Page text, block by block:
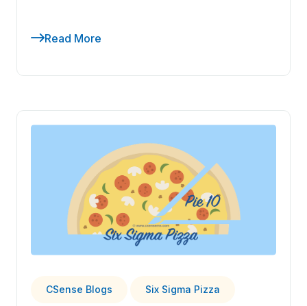
Read More
CSense Blogs Six Sigma Pizza